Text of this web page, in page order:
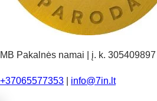
MB Pakalnės namai | į. k.
+37065577353 info@7in.lt